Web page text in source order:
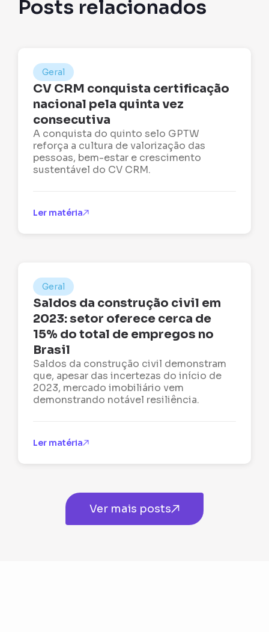
Posts relacionados
Geral
CV CRM conquista certificação
nacional pela quinta vez
consecutiva
A conquista do quinto selo GPTW
reforça a cultura de valorização das
pessoas, bem-estar e crescimento
sustentável do CV CRM.
Ler matéria
Geral
Saldos da construção civil em
2023: setor oferece cerca de
15% do total de empregos no
Brasil
Saldos da construção civil demonstram
que, apesar das incertezas do início de
2023, mercado imobiliário vem
demonstrando notável resiliência.
Ler matéria
Ver mais posts